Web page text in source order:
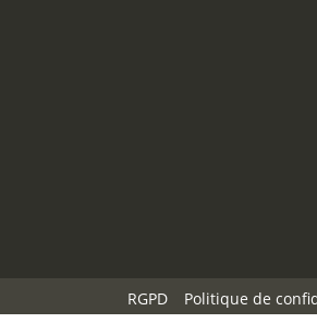
RGPD Politique de
Whistleblowing